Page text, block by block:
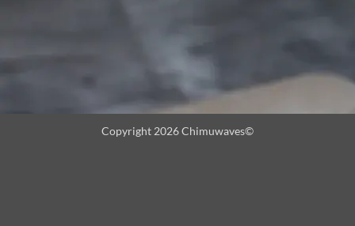
Copyright 2026 Chimuwaves©